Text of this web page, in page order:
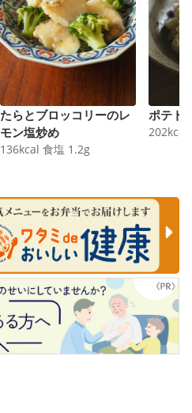
たらとブロッコリーのレ
モン塩炒め
136kcal 食塩 1.2g
ポテト
202kcal